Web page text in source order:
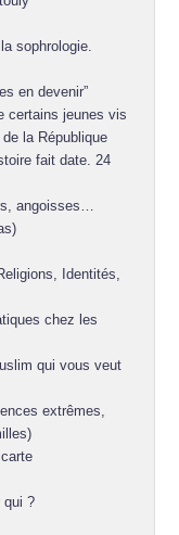
sophrologie.
en devenir”
certains jeunes vis
la République
fait date. 24
angoisses…
Identités,
chez les
qui vous veut
extrêmes,
qui ?